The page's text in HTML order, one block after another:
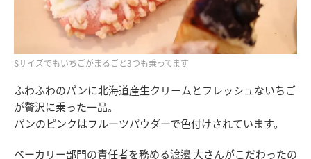
Sサイズでもいちごがまるごと3つも乗ってます
ふわふわのパンに北海道産生クリームとフレッシュないちご
が贅沢に乗った一品。
パンのピンクはフルーツパウダーで色付けされています。
ベーカリー部門の責任者を務める渡邊 大さんがこだわったの